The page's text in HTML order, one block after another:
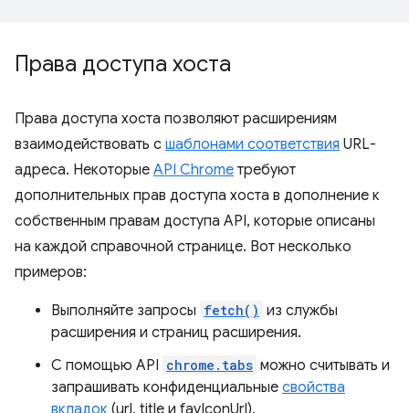
Права доступа хоста
Права доступа хоста позволяют расширениям
взаимодействовать с шаблонами соответствия URL-
адреса. Некоторые API Chrome требуют
дополнительных прав доступа хоста в дополнение к
собственным правам доступа API, которые описаны
на каждой справочной странице. Вот несколько
примеров:
Выполняйте запросы fetch() из службы
расширения и страниц расширения.
С помощью API chrome.tabs можно считывать и
запрашивать конфиденциальные свойства
вкладок (url, title и favIconUrl).